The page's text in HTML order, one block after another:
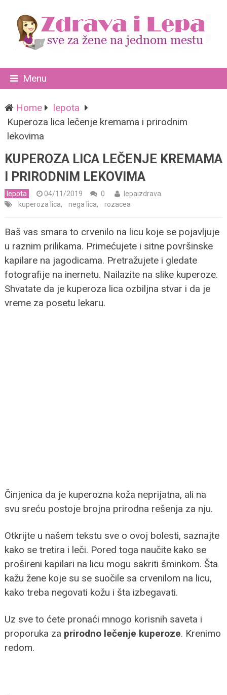
Menu
Home
lepota
Kuperoza lica lečenje kremama i prirodnim
lekovima
KUPEROZA LICA LEČENJE KREMAMA
I PRIRODNIM LEKOVIMA
lepota 04/11/2019 0
lepaizdrava
kuperoza lica, nega lica, rozacea
Baš vas smara to crvenilo na licu koje se pojavljuje
u raznim prilikama. Primećujete i sitne površinske
kapilare na jagodicama. Pretražujete i gledate
fotografije na inernetu. Nailazite na slike kuperoze.
Shvatate da je kuperoza lica ozbiljna stvar i da je
vreme za posetu lekaru.
Činjenica da je kuperozna koža neprijatna, ali na
svu sreću postoje brojna prirodna rešenja za nju.
Otkrijte u našem tekstu sve o ovoj bolesti, saznajte
kako se tretira i leči. Pored toga naučite kako se
prošireni kapilari na licu mogu sakriti šminkom. Šta
kažu žene koje su se suočile sa crvenilom na licu,
kako treba negovati kožu i šta izbegavati.
Uz sve to ćete pronaći mnogo korisnih saveta i
proporuka za prirodno lečenje kuperoze. Krenimo
redom.